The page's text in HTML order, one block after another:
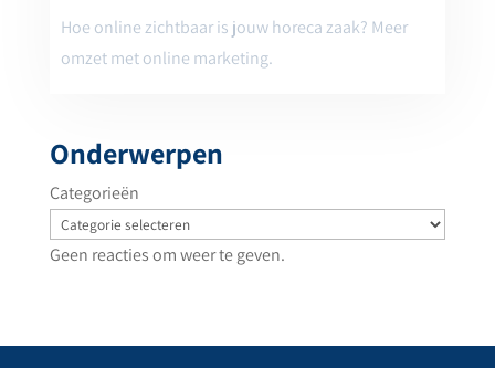
Hoe online zichtbaar is jouw horeca zaak? Meer
omzet met online marketing.
Onderwerpen
Categorieën
Geen reacties om weer te geven.